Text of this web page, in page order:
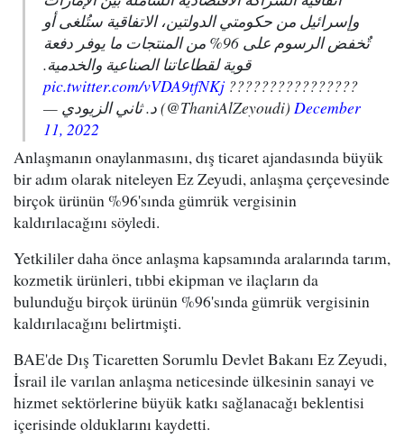
وإسرائيل من حكومتي الدولتين، الاتفاقية ستُلغى أو
تٌخفض الرسوم على 96% من المنتجات ما يوفر دفعة
قوية لقطاعاتنا الصناعية والخدمية.
????????????????
pic.twitter.com/vVDA9tfNKj
— د. ثاني الزيودي (@ThaniAlZeyoudi) December
11, 2022
Anlaşmanın onaylanmasını, dış ticaret ajandasında büyük
bir adım olarak niteleyen Ez Zeyudi, anlaşma çerçevesinde
birçok ürünün %96'sında gümrük vergisinin
kaldırılacağını söyledi.
Yetkililer daha önce anlaşma kapsamında aralarında tarım,
kozmetik ürünleri, tıbbi ekipman ve ilaçların da
bulunduğu birçok ürünün %96'sında gümrük vergisinin
kaldırılacağını belirtmişti.
BAE'de Dış Ticaretten Sorumlu Devlet Bakanı Ez Zeyudi,
İsrail ile varılan anlaşma neticesinde ülkesinin sanayi ve
hizmet sektörlerine büyük katkı sağlanacağı beklentisi
içerisinde olduklarını kaydetti.